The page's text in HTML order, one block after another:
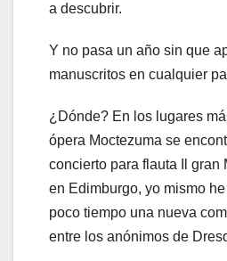
a descubrir.
Y no pasa un año sin que
manuscritos en cualquier
¿Dónde? En los lugares
ópera Moctezuma se
concierto para flauta Il gran
en Edimburgo, yo mismo
poco tiempo una nueva
entre los anónimos de